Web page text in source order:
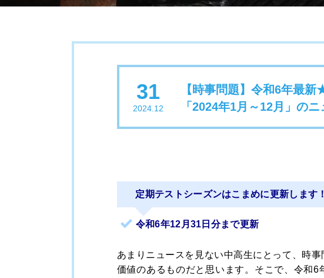
31
2024.12
【時事問題】令和6年最
「2024年1月～12月」のニ
定期テストシーズンはこまめに更新します！
令和6年12月31 日分まで更新
あまりニュースを見ない中高生にとって、時
価値のあるものだと思います。そこで、令和